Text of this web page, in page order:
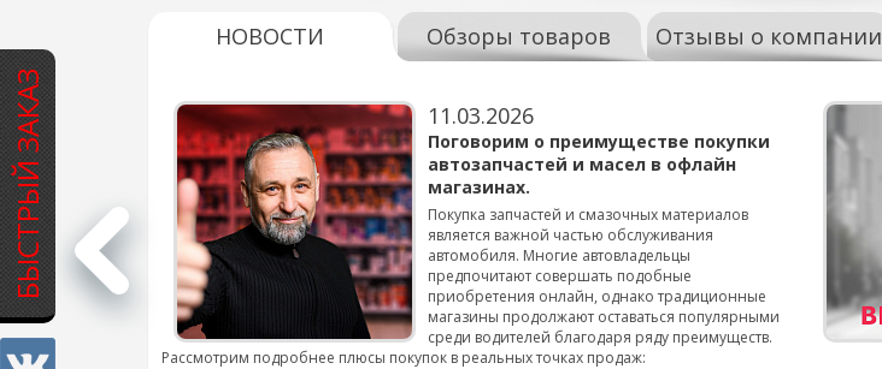
БЫСТРЫЙ ЗАКАЗ
НОВОСТИ Обзоры товаров Отзывы о компании
для
смены шин на
подробнее...
11.03.2026
Поговорим о преимуществе покупки
автозапчастей и масел в офлайн
магазинах.
Покупка запчастей и смазочных материалов
является важной частью обслуживания
автомобиля. Многие автовладельцы
предпочитают совершать подобные
приобретения онлайн, однако традиционные
магазины продолжают оставаться популярными
среди водителей благодаря ряду преимуществ.
Рассмотрим подробнее плюсы покупок в реальных точках продаж: